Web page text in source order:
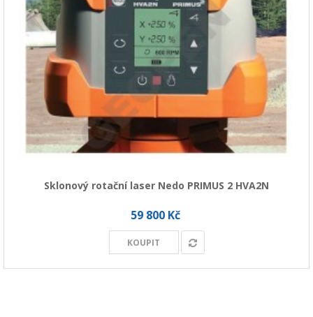
Sklonový rotační laser Nedo PRIMUS 2 HVA2N
59 800 Kč
KOUPIT